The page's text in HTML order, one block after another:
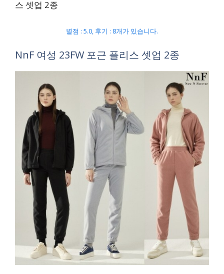
스 셋업 2종
별점 : 5.0, 후기 : 8개가 있습니다.
NnF 여성 23FW 포근 플리스 셋업 2종